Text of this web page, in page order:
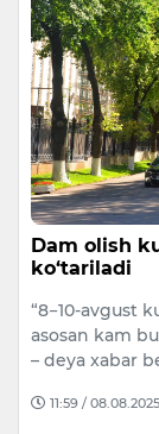
Dam olish
ko‘tariladi
“8−10-avgust
asosan kam
– deya xabar
11:59 / 08.08.2025